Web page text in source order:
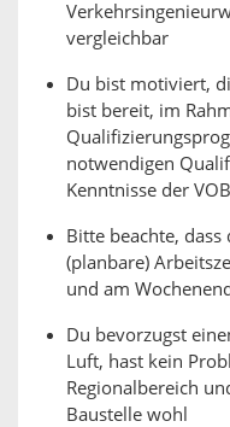
vergleichbar
Du bist motiviert,
bist bereit, im
notwendigen
Kenntnisse der
Bitte beachte,
(planbare)
und am
Du bevorzugst
Luft, hast kein
Regionalbereich
Baustelle wohl